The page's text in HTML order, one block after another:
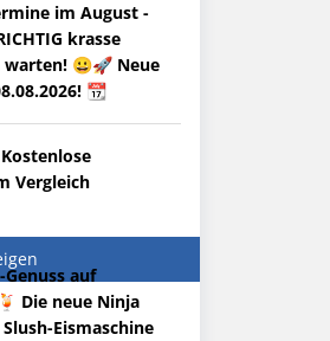
im August -
krasse
warten! 😀🚀 Neue
📆
Vergleich
auf
Die neue Ninja
Eismaschine